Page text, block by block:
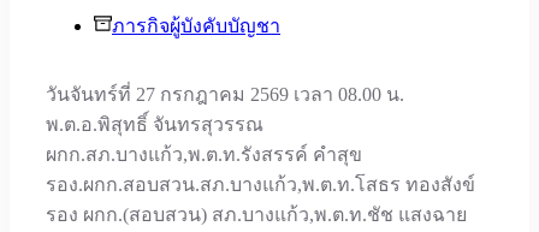
ภารกิจผู้บังคับบัญชา
วันจันทร์ที่ 27 กรกฎาคม 2569 เวลา 08.00 น.
พ.ต.อ.พิสุทธิ์ จันทรสุวรรณ
ผกก.สภ.บางแก้ว,พ.ต.ท.รังสรรค์ คำสุข
รอง.ผกก.สอบสวน.สภ.บางแก้ว,พ.ต.ท.โสธร ทองสังข์
รอง ผกก.(สอบสวน) สภ.บางแก้ว,พ.ต.ท.ชัช แสงฉาย